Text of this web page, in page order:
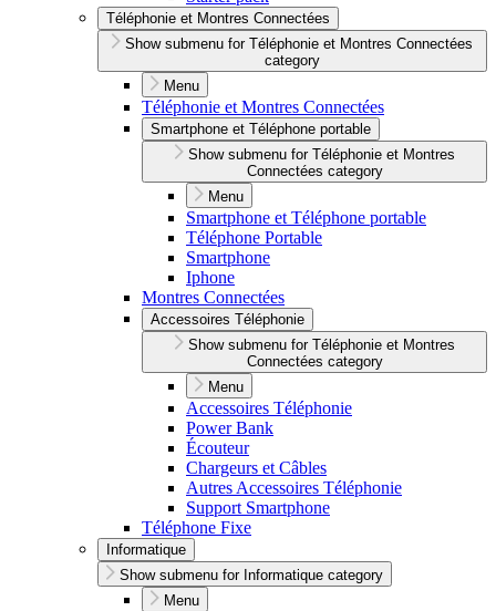
Téléphonie et Montres Connectées
Show submenu for Téléphonie et Montres Connectées
category
Menu
Téléphonie et Montres Connectées
Smartphone et Téléphone portable
Show submenu for Téléphonie et Montres
Connectées category
Menu
Smartphone et Téléphone portable
Téléphone Portable
Smartphone
Iphone
Montres Connectées
Accessoires Téléphonie
Show submenu for Téléphonie et Montres
Connectées category
Menu
Accessoires Téléphonie
Power Bank
Écouteur
Chargeurs et Câbles
Autres Accessoires Téléphonie
Support Smartphone
Téléphone Fixe
Informatique
Show submenu for Informatique category
Menu